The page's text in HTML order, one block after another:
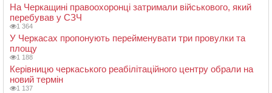
На Черкащині правоохоронці затримали військового, який
перебував у СЗЧ
1 364
У Черкасах пропонують перейменувати три провулки та
площу
1 188
Керівницю черкаського реабілітаційного центру обрали на
новий термін
1 137